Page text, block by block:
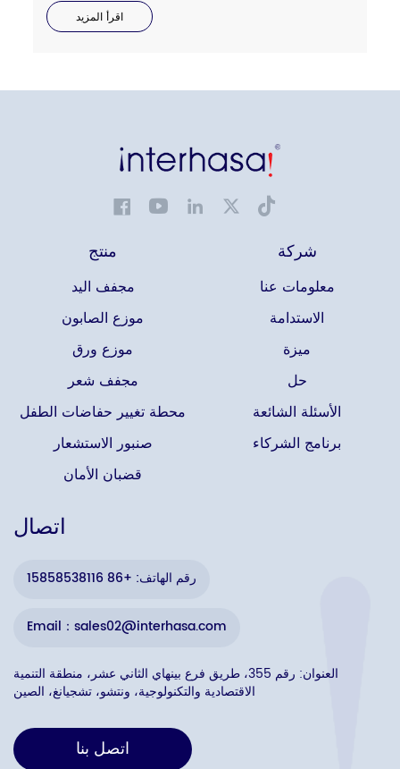
backboard design.compressed air blade outlet, dry your
hand quickly in 8-10 seconds.
اقرأ المزيد
منتج
مجفف اليد
موزع الصابون
موزع ورق
مجفف شعر
محطة تغيير حفاضات الطفل
صنبور الاستشعار
قضبان الأمان
شركة
معلومات عنا
الاستدامة
ميزة
حل
الأسئلة الشائعة
برنامج الشركاء
اتصال
رقم الهاتف: +86 15858538116
Email：sales02@interhasa.com
العنوان: رقم 355، طريق فرع بينهاي الثاني عشر، منطقة التنمية
الاقتصادية والتكنولوجية، ونتشو، تشجيانغ، الصين
اتصل بنا